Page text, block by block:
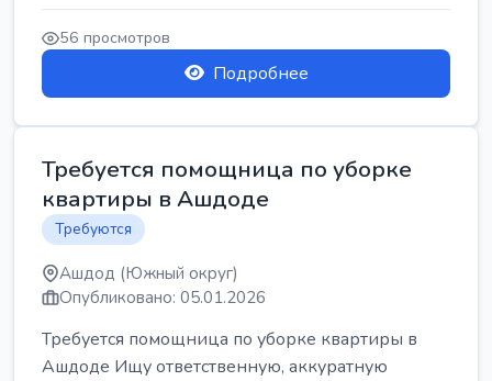
56 просмотров
Подробнее
Требуется помощница по уборке
квартиры в Ашдоде
Требуются
Ашдод (Южный округ)
Опубликовано: 05.01.2026
Требуется помощница по уборке квартиры в
Ашдоде Ищу ответственную, аккуратную